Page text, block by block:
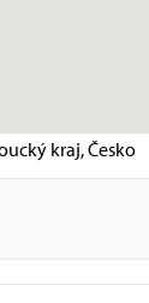
kraj, Česko